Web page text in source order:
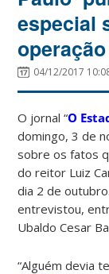
especial
04/12/2017
O jornal “O
domingo, 3 de
sobre os fatos
do reitor Luiz
dia 2 de
entrevistou,
Ubaldo Cesar
“Alguém devia